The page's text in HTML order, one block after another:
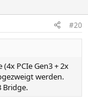
#20
PCIe Gen3 + 2x
werden.
Bridge.